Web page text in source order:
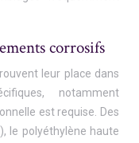
corrosifs
leur place dans
notamment
est requise. Des
le polyéthylène haute